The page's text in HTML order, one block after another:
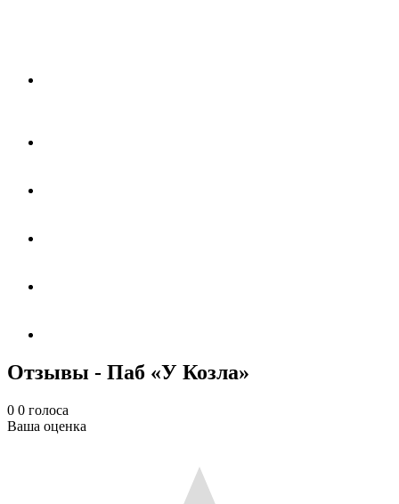
Отзывы - Паб «У Козла»
0 0 голоса
Ваша оценка